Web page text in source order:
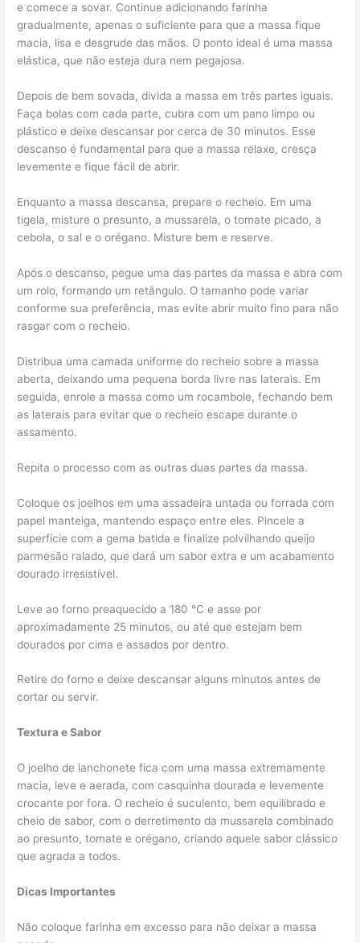
e comece a sovar. Continue adicionando farinha
gradualmente, apenas o suficiente para que a massa fique
macia, lisa e desgrude das mãos. O ponto ideal é uma massa
elástica, que não esteja dura nem pegajosa.
Depois de bem sovada, divida a massa em três partes iguais.
Faça bolas com cada parte, cubra com um pano limpo ou
plástico e deixe descansar por cerca de 30 minutos. Esse
descanso é fundamental para que a massa relaxe, cresça
levemente e fique fácil de abrir.
Enquanto a massa descansa, prepare o recheio. Em uma
tigela, misture o presunto, a mussarela, o tomate picado, a
cebola, o sal e o orégano. Misture bem e reserve.
Após o descanso, pegue uma das partes da massa e abra com
um rolo, formando um retângulo. O tamanho pode variar
conforme sua preferência, mas evite abrir muito fino para não
rasgar com o recheio.
Distribua uma camada uniforme do recheio sobre a massa
aberta, deixando uma pequena borda livre nas laterais. Em
seguida, enrole a massa como um rocambole, fechando bem
as laterais para evitar que o recheio escape durante o
assamento.
Repita o processo com as outras duas partes da massa.
Coloque os joelhos em uma assadeira untada ou forrada com
papel manteiga, mantendo espaço entre eles. Pincele a
superfície com a gema batida e finalize polvilhando queijo
parmesão ralado, que dará um sabor extra e um acabamento
dourado irresistível.
Leve ao forno preaquecido a 180 °C e asse por
aproximadamente 25 minutos, ou até que estejam bem
dourados por cima e assados por dentro.
Retire do forno e deixe descansar alguns minutos antes de
cortar ou servir.
Textura e Sabor
O joelho de lanchonete fica com uma massa extremamente
macia, leve e aerada, com casquinha dourada e levemente
crocante por fora. O recheio é suculento, bem equilibrado e
cheio de sabor, com o derretimento da mussarela combinado
ao presunto, tomate e orégano, criando aquele sabor clássico
que agrada a todos.
Dicas Importantes
Não coloque farinha em excesso para não deixar a massa